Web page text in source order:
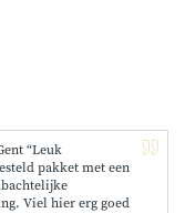
“Leuk
pakket met een
Viel hier erg goed